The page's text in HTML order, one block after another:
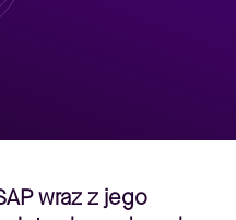
wraz z jego